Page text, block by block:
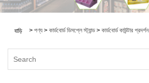
বাড়ি > পণ্য> কার্ডবোর্ড ডিসপ্লে স্ট্যান্ড> কার্ডবোর্ড কাউন্টার প্রদর্শন